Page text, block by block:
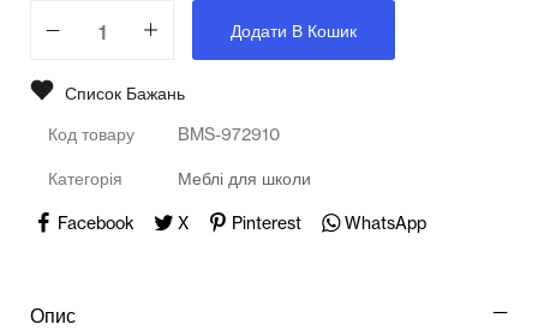
Хімія
STEM
Додати В Кошик
Список Бажань
Код товару BMS-972910
Категорія Меблі для школи
Facebook X Pinterest WhatsApp
Опис